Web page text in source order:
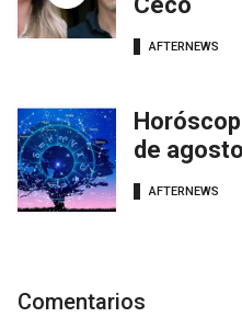
AFTERNEWS
de agosto
AFTERNEWS
Comentarios